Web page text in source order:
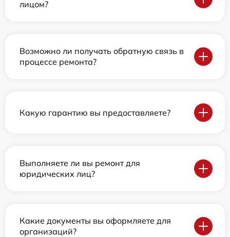
лицом?
Возможно ли получать обратную связь в
процессе ремонта?
Какую гарантию вы предоставляете?
Выполняете ли вы ремонт для
юридических лиц?
Какие документы вы оформляете для
организаций?